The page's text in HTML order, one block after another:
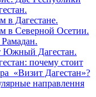
в Дагестане.
в Северной Осетии.
Южный Дагестан.
почему стоит
«Визит Дагестан»?
направлення